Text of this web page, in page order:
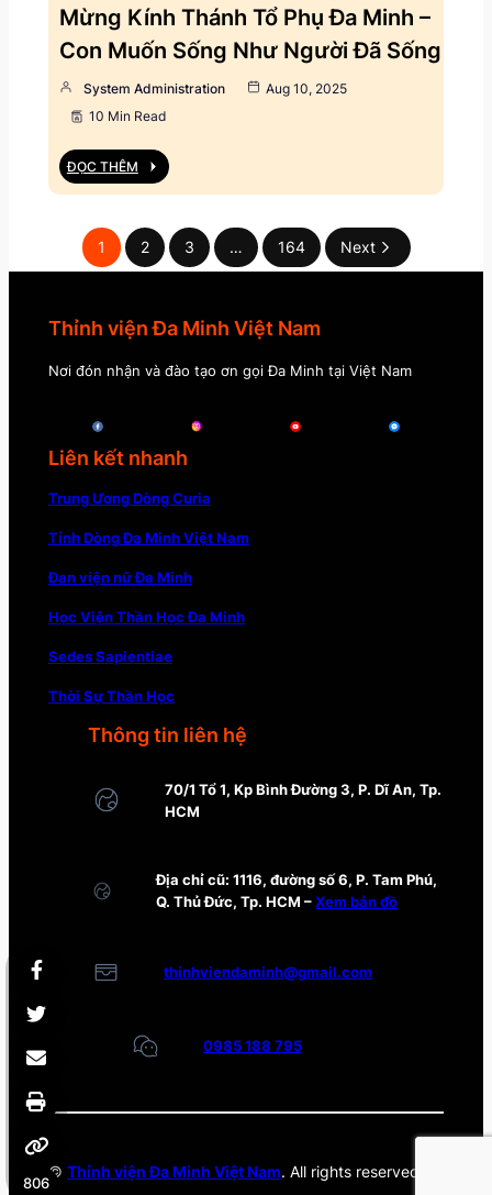
Mừng Kính Thánh Tổ Phụ Đa Minh –
Con Muốn Sống Như Người Đã Sống
System Administration
Aug 10, 2025
10 Min Read
ĐỌC THÊM
1 2 3 … 164 Next
Thỉnh viện Đa Minh Việt Nam
Nơi đón nhận và đào tạo ơn gọi Đa Minh tại Việt Nam
Liên kết nhanh
Trung Ương Dòng Curia
Tỉnh Dòng Đa Minh Việt Nam
Đan viện nữ Đa Minh
Học Viện Thần Học Đa Minh
Sedes Sapientiae
Thời Sự Thần Học
Thông tin liên hệ
70/1 Tổ 1, Kp Bình Đường 3, P. Dĩ An, Tp.
HCM
Địa chỉ cũ: 1116, đường số 6, P. Tam Phú,
Q. Thủ Đức, Tp. HCM –Xem bản đồ
thinhviendaminh@gmail.com
0985 188 795
© Thỉnh viện Đa Minh Việt Nam. All rights reserved.
806